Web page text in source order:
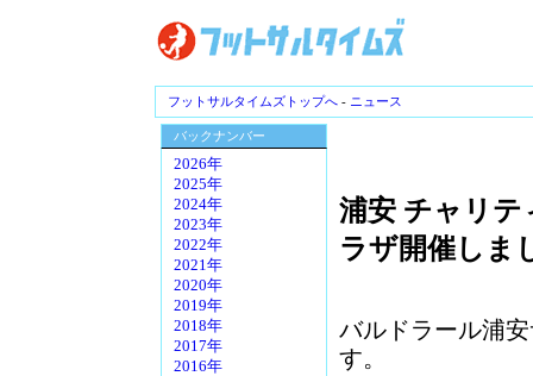
フットサルタイムズトップへ - ニュース
バックナンバー
2026年
2025年
2024年
2023年
2022年
2021年
2020年
2019年
2018年
2017年
2016年
浦安 チャリ
ラザ開催しま
バルドラール浦
す。